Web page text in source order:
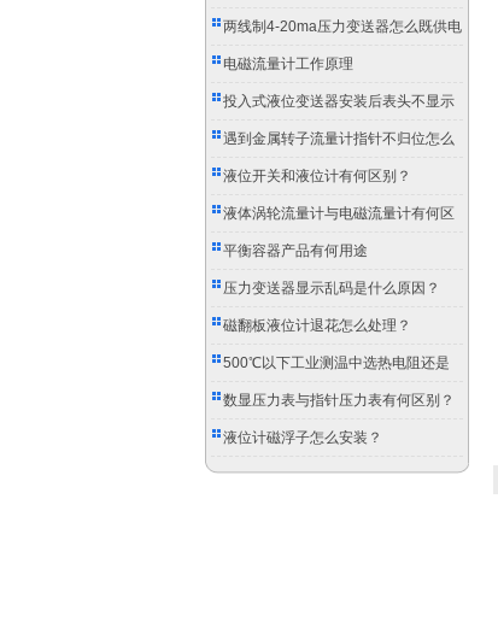
两线制4-20ma压力变送器怎么既供电
又传信号？
电磁流量计工作原理
投入式液位变送器安装后表头不显示
怎么办？
遇到金属转子流量计指针不归位怎么
办？
液位开关和液位计有何区别？
液体涡轮流量计与电磁流量计有何区
别？
平衡容器产品有何用途
压力变送器显示乱码是什么原因？
磁翻板液位计退花怎么处理？
500℃以下工业测温中选热电阻还是
双金属温度计？
数显压力表与指针压力表有何区别？
液位计磁浮子怎么安装？